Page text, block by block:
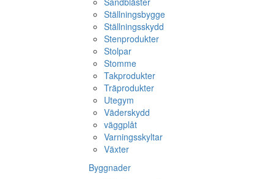
Ställningsbygge
Ställningsskydd
Stenprodukter
Stolpar
Stomme
Takprodukter
Träprodukter
Utegym
Väderskydd
väggplåt
Varningsskyltar
Växter
Byggnader